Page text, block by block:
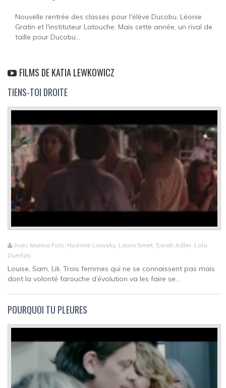
Nouvelle rentrée des classes pour l'élève Ducobu, Léonie
Gratin et l'instituteur Latouche. Mais cette année, un rival de
taille pour Ducobu...
FILMS DE KATIA LEWKOWICZ
TIENS-TOI DROITE
Avec Marina Foïs, Noémie Lvovsky, Laura Smet, Sarah Adler, Lola
Dueñas
Louise, Sam, Lili. Trois femmes qui ne se connaissent pas mais
dont la volonté farouche d’évolution va les faire se...
POURQUOI TU PLEURES